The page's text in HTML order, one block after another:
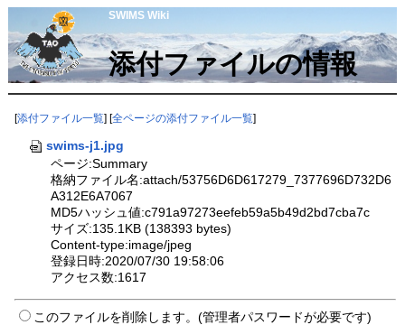
SWIMS Wiki
添付ファイルの情報
[添付ファイル一覧] [全ページの添付ファイル一覧]
swims-j1.jpg
ページ:Summary
格納ファイル名:attach/53756D6D617279_7377696D732D6
A312E6A7067
MD5ハッシュ値:c791a97273eefeb59a5b49d2bd7cba7c
サイズ:135.1KB (138393 bytes)
Content-type:image/jpeg
登録日時:2020/07/30 19:58:06
アクセス数:1617
このファイルを削除します。(管理者パスワードが必要です)